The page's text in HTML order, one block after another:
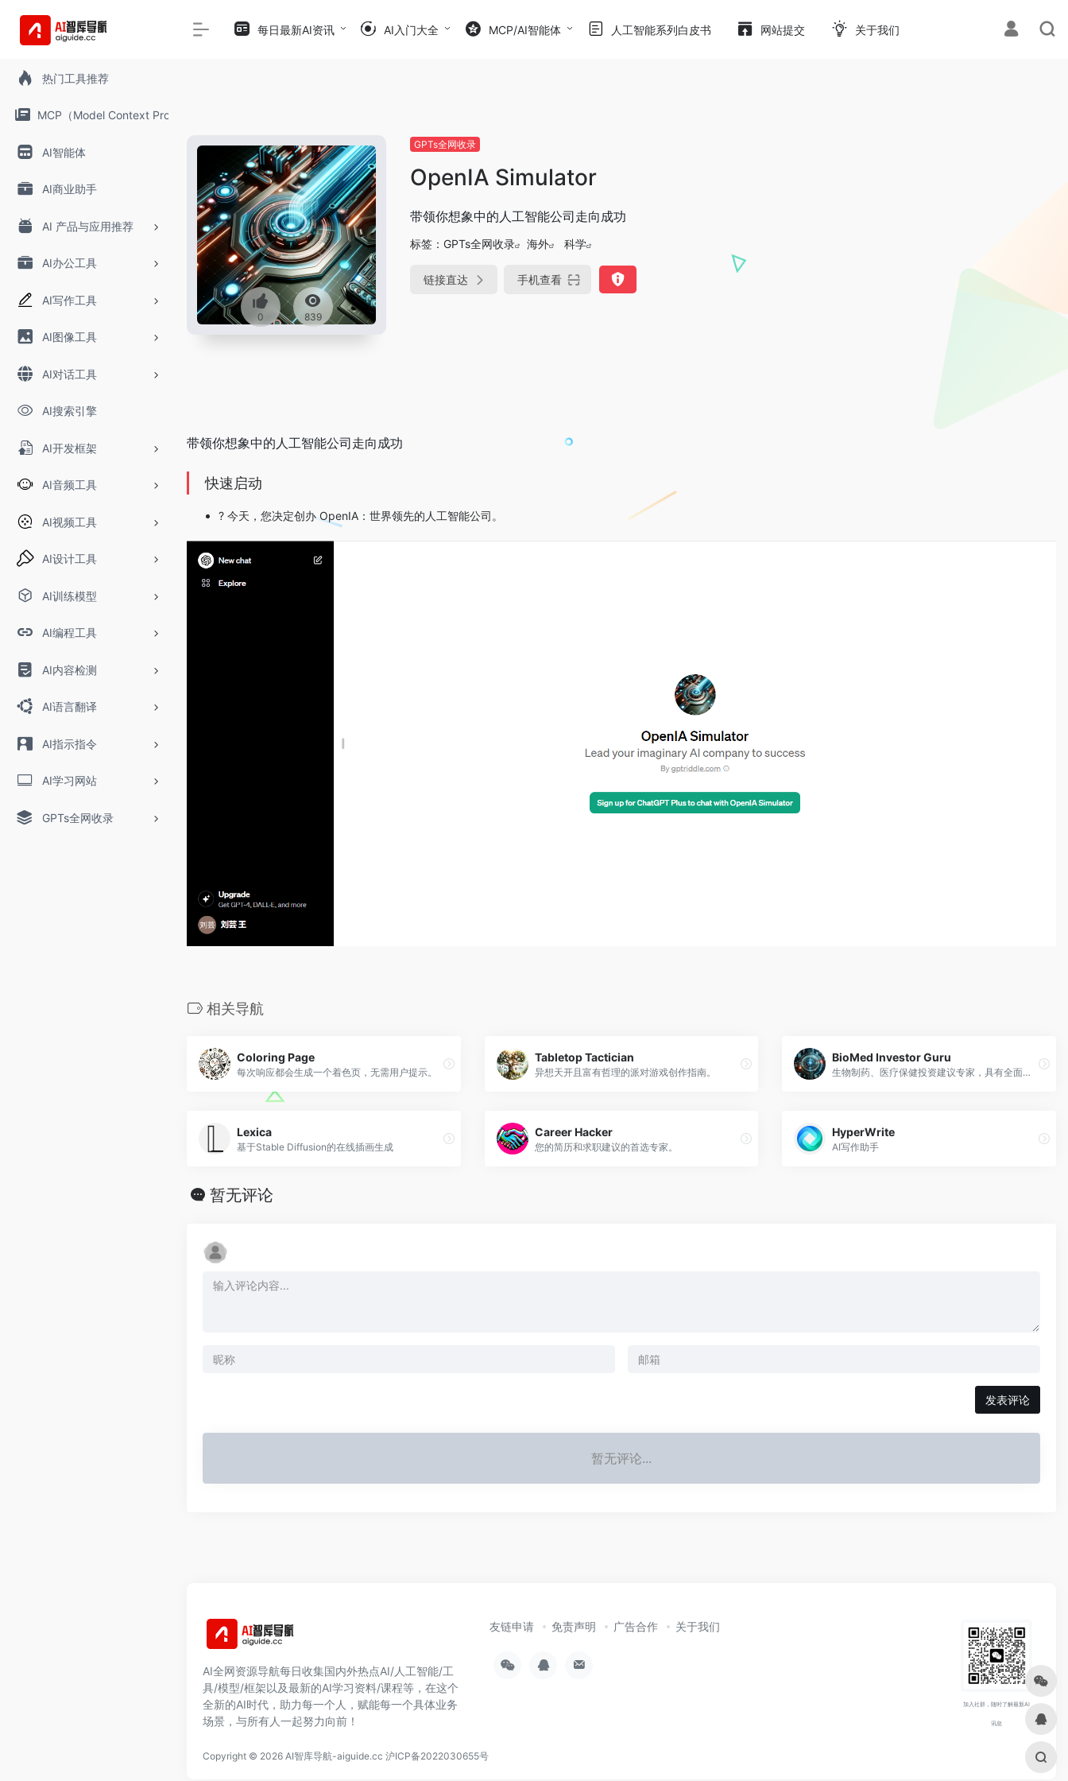
热门工具推荐
MCP（Model Context Protocol）
AI智能体
AI商业助手
AI 产品与应用推荐
AI办公工具
AI写作工具
AI图像工具
AI对话工具
AI搜索引擎
AI开发框架
AI音频工具
AI视频工具
AI设计工具
AI训练模型
AI编程工具
AI内容检测
AI语言翻译
AI指示指令
AI学习网站
GPTs全网收录
每日最新AI资讯 AI入门大全 MCP/AI智能体 人工智能系列白皮书 网站提交 关于我们
0 839
GPTs全网收录
OpenIA Simulator
带领你想象中的人工智能公司走向成功
标签： GPTs全网收录 海外 科学
链接直达 手机查看
带领你想象中的人工智能公司走向成功
快速启动
? 今天，您决定创办 OpenIA：世界领先的人工智能公司。
相关导航
Coloring Page
每次响应都会生成一个着色页，无需用户提示。
Tabletop Tactician
异想天开且富有哲理的派对游戏创作指南。
BioMed Investor Guru
生物制药、医疗保健投资建议专家，具有全面的行业见解。
Lexica
基于Stable Diffusion的在线插画生成
Career Hacker
您的简历和求职建议的首选专家。
HyperWrite
AI写作助手
暂无评论
发表评论
暂无评论...
AI全网资源导航每日收集国内外热点AI/人工智能/工
具/模型/框架以及最新的AI学习资料/课程等，在这个
全新的AI时代，助力每一个人，赋能每一个具体业务
场景，与所有人一起努力向前！
友链申请 免责声明 广告合作 关于我们
加入社群，随时了解最新AI
讯息
Copyright © 2026 AI智库导航-aiguide.cc 沪ICP备2022030655号